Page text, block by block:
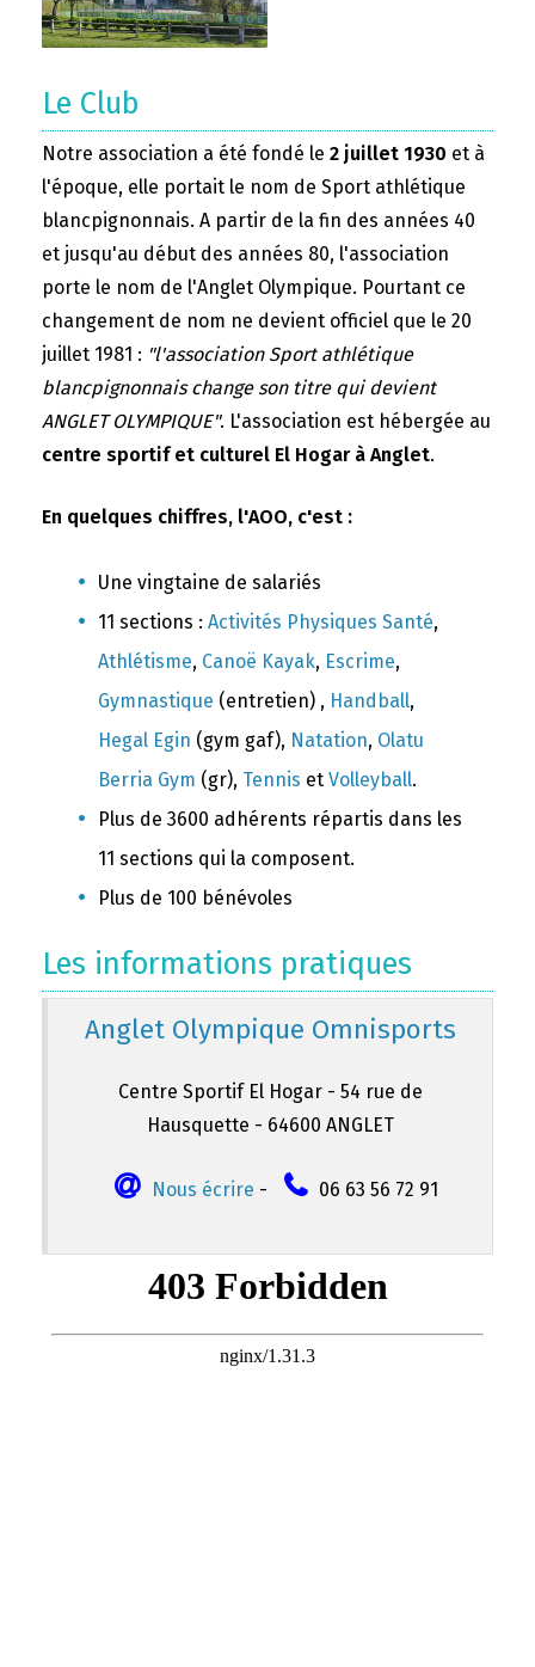
Le Club
Notre association a été fondé le 2 juillet 1930 et à
l'époque, elle portait le nom de Sport athlétique
blancpignonnais. A partir de la fin des années 40
et jusqu'au début des années 80, l'association
porte le nom de l'Anglet Olympique. Pourtant ce
changement de nom ne devient officiel que le 20
juillet 1981 : "l'association Sport athlétique
blancpignonnais change son titre qui devient
ANGLET OLYMPIQUE". L'association est hébergée au
centre sportif et culturel El Hogar à Anglet.
En quelques chiffres, l'AOO, c'est :
Une vingtaine de salariés
11 sections : Activités Physiques Santé,
Athlétisme, Canoë Kayak, Escrime,
Gymnastique (entretien) , Handball,
Hegal Egin (gym gaf), Natation, Olatu
Berria Gym (gr), Tennis et Volleyball.
Plus de 3600 adhérents répartis dans les
11 sections qui la composent.
Plus de 100 bénévoles
Les informations pratiques
Anglet Olympique Omnisports
Centre Sportif El Hogar - 54 rue de
Hausquette - 64600 ANGLET
Nous écrire - 06 63 56 72 91